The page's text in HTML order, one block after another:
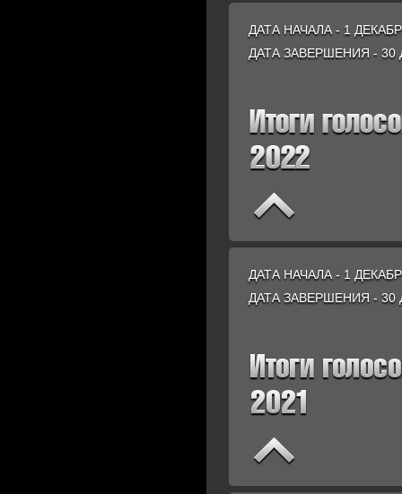
ДАТА НАЧАЛА - 1
ДАТА ЗАВЕРШЕНИЯ - 30
ДАТА НАЧАЛА - 1
ДАТА ЗАВЕРШЕНИЯ - 30